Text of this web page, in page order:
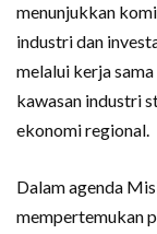
menunjukkan
industri dan
melalui kerja
kawasan industri
ekonomi regional.
Dalam agenda
mempertemukan